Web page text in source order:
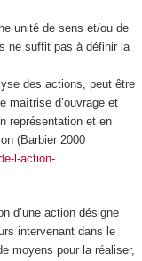
unité de sens et/ou de
ne suffit pas à définir la
des actions, peut être
maîtrise d’ouvrageet
représentation et en
(Barbier 2000
l-action-
d’une action désigne
intervenant dans le
moyens pour la réaliser,